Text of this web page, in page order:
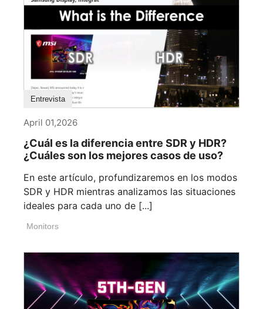
Entrevista
April 01,2026
¿Cuál es la diferencia entre SDR y HDR?
¿Cuáles son los mejores casos de uso?
En este artículo, profundizaremos en los modos
SDR y HDR mientras analizamos las situaciones
ideales para cada uno de [...]
Monitors